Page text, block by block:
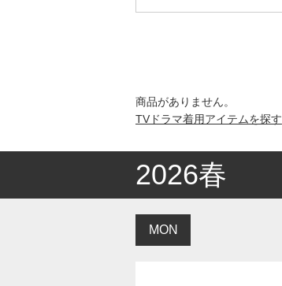
商品がありません。
TVドラマ着用アイテムを探す
2026春
MON